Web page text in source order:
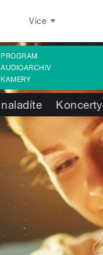
Více
PROGRAM
AUDIOARCHIV
KAMERY
Koncerty